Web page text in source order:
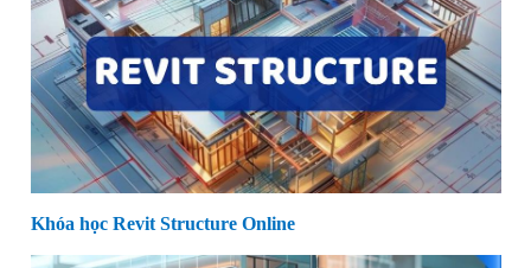
Khóa học Revit Structure Online